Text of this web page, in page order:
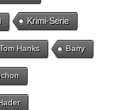
Krimi-Serie
Tom Hanks Barry